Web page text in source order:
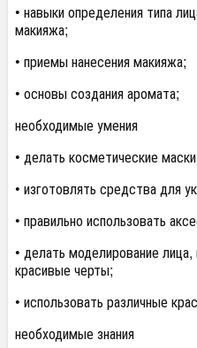
• навыки определения типа
макияжа;
• приемы нанесения макияжа;
• основы создания аромата;
необходимые умения
• делать косметические
• изготовлять средства для
• правильно использовать
• делать моделирование
красивые черты;
• использовать различные
необходимые знания